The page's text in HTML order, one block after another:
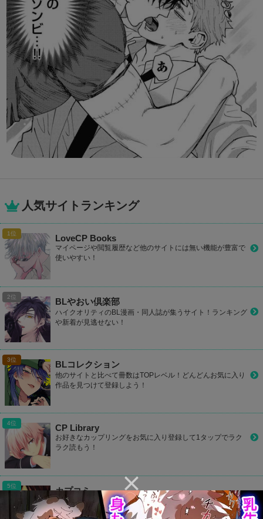
人気サイトランキング
LoveCP Books
マイページや閲覧履歴など他のサイトには無い機能が豊富で
使いやすい！
BLやおい倶楽部
ハイクオリティのBL漫画・同人誌が集うサイト！ランキング
や新着が見逃せない！
BLコレクション
他のサイトと比べて冊数はTOPレベル！どんどんお気に入り
作品を見つけて登録しよう！
CP Library
お好きなカップリングをお気に入り登録して1タップでラク
ラク読もう！
カプコミ
かわいいデザインのBLサイト！気になるBL作品をマイリス
ト登録して読めたり、ランキングで人気作品が丸わかり！